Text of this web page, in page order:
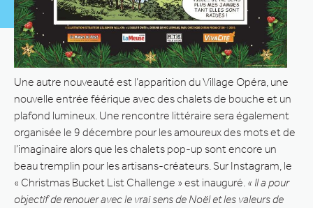
Une autre nouveauté est l’apparition du Village Opéra, une
nouvelle entrée féérique avec des chalets de bouche et un
plafond lumineux. Une rencontre littéraire sera également
organisée le 9 décembre pour les amoureux des mots et de
l’imaginaire alors que les chalets pop-up sont encore un
beau tremplin pour les artisans-créateurs. Sur Instagram, le
« Christmas Bucket List Challenge » est inauguré. « Il a pour
objectif de renouer avec le vrai sens de Noël et les valeurs de